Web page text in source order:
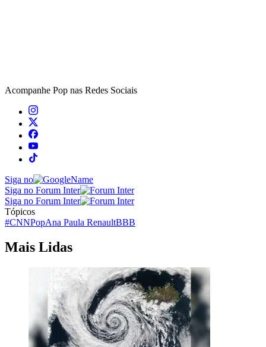
Acompanhe Pop nas Redes Sociais
Siga no
Siga no Forum Inter
Siga no Forum Inter
Tópicos
#CNNPopAna Paula RenaultBBB
Mais Lidas